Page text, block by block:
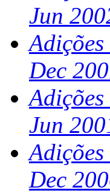
Jun
Adições
Dec
Jun
Adições
Dec